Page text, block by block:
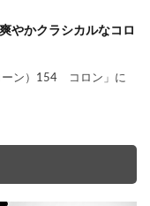
やかクラシカルなコロ
ーン）154 コロン」に